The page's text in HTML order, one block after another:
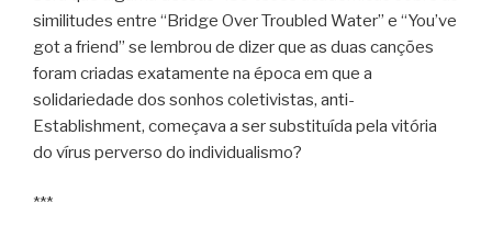
similitudes entre “Bridge Over Troubled Water” e “You’ve
got a friend” se lembrou de dizer que as duas canções
foram criadas exatamente na época em que a
solidariedade dos sonhos coletivistas, anti-
Establishment, começava a ser substituída pela vitória
do vírus perverso do individualismo?
***